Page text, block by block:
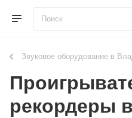
Звуковое оборудование в
рекордеры в